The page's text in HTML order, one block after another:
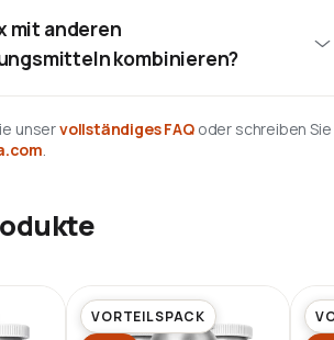
mit anderen
kombinieren?
unservollständiges FAQ oder schreiben Sie
.
VORTEILSPACK